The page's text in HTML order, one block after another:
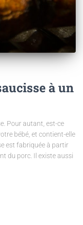
à un
Pour autant, est-ce
bébé, et contient-elle
est fabriquée à partir
du porc. Il existe aussi